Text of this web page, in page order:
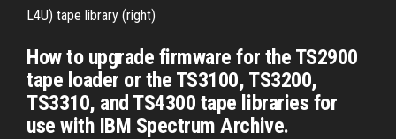
L4U) tape library (right)
How to upgrade firmware for the TS2900
tape loader or the TS3100, TS3200,
TS3310, and TS4300 tape libraries for
use with IBM Spectrum Archive.